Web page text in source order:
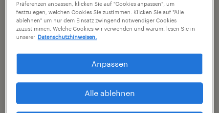
Präferenzen anpassen, klicken Sie auf "Cookies anpassen", um
festzulegen, welchen Cookies Sie zustimmen. Klicken Sie auf "Alle
ablehnen" um nur dem Einsatz zwingend notwendiger Cookies
zuzustimmen. Welche Cookies wir verwenden und warum, lesen Sie in
unserer Datenschutzhinweisen.
Anpassen
Alle ablehnen